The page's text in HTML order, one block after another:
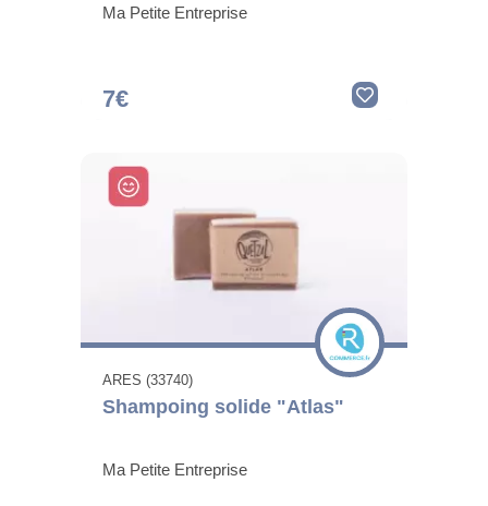
Ma Petite Entreprise
7€
ARES (33740)
Shampoing solide "Atlas"
Ma Petite Entreprise